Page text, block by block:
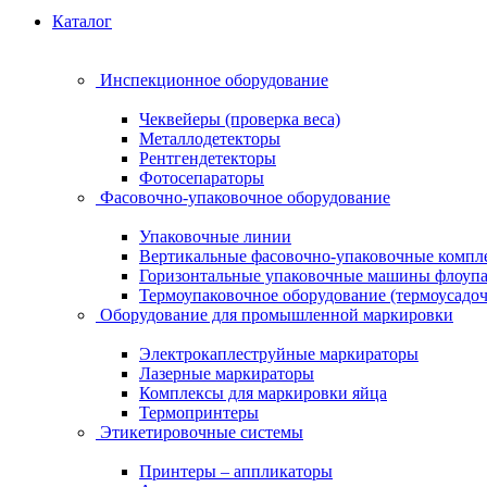
Каталог
Инспекционное оборудование
Чеквейеры (проверка веса)
Металлодетекторы
Рентгендетекторы
Фотосепараторы
Фасовочно-упаковочное оборудование
Упаковочные линии
Вертикальные фасовочно-упаковочные
Горизонтальные упаковочные машины
Термоупаковочное оборудование
Оборудование для промышленной маркировки
Электрокаплеструйные маркираторы
Лазерные маркираторы
Комплексы для маркировки яйца
Термопринтеры
Этикетировочные системы
Принтеры – аппликаторы